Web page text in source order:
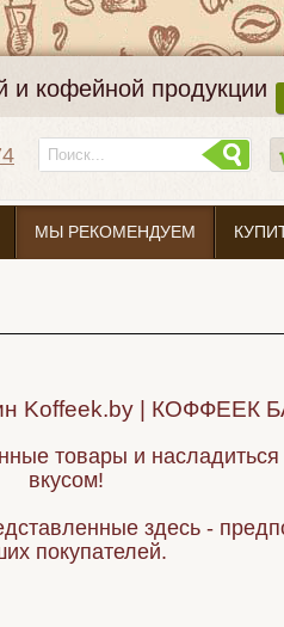
и кофейной продукции
МЫ РЕКОМЕНДУЕМ
Koffeek.by | КОФФЕЕК
товары и
вкусом!
здесь -
покупателей.